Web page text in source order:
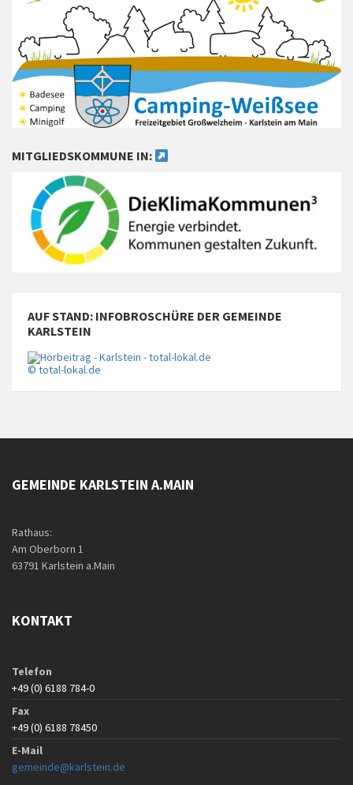
MITGLIEDSKOMMUNE IN:
AUF STAND: INFOBROSCHÜRE DER GEMEINDE
KARLSTEIN
© total-lokal.de
GEMEINDE KARLSTEIN A.MAIN
Rathaus:
Am Oberborn 1
63791 Karlstein a.Main
KONTAKT
Telefon
+49 (0) 6188 784-0
Fax
+49 (0) 6188 78450
E-Mail
gemeinde@karlstein.de